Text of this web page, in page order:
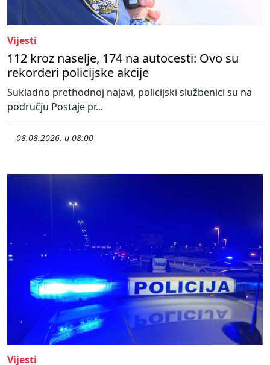
Vijesti
112 kroz naselje, 174 na autocesti: Ovo su
rekorderi policijske akcije
Sukladno prethodnoj najavi, policijski službenici su na
području Postaje pr...
08.08.2026. u 08:00
Vijesti